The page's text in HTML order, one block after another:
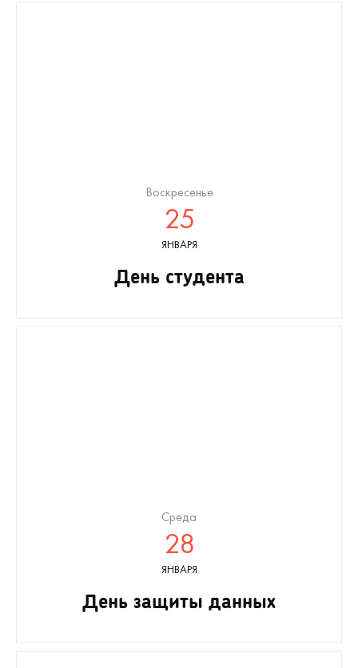
Воскресенье
25
ЯНВАРЯ
День студента
Среда
28
ЯНВАРЯ
День защиты данных